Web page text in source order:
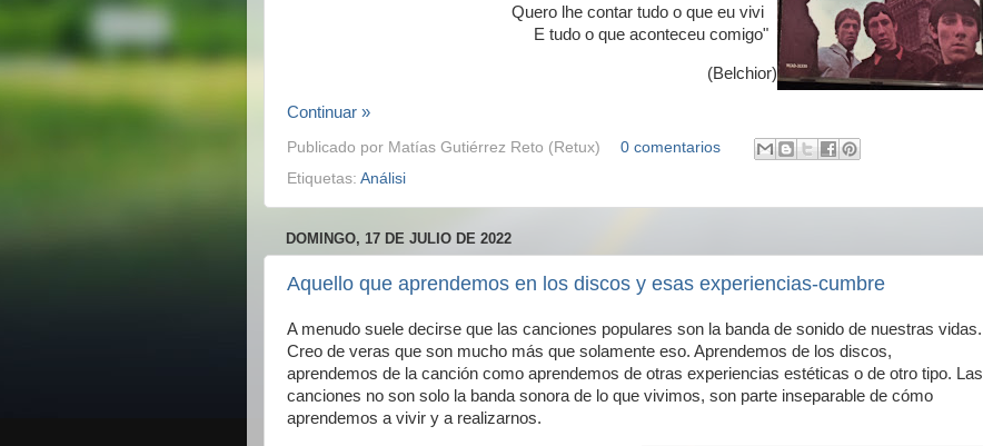
Quero lhe contar tudo o que eu vivi
E tudo o que aconteceu comigo"
(Belchior)
Continuar »
Publicado por Matías Gutiérrez Reto (Retux)
0 comentarios
Etiquetas: Análisi
DOMINGO, 17 DE JULIO DE 2022
Aquello que aprendemos en los discos y esas experiencias-cumbre
A menudo suele decirse que las canciones populares son la banda de sonido de nuestras vidas.
Creo de veras que son mucho más que solamente eso. Aprendemos de los discos,
aprendemos de la canción como aprendemos de otras experiencias estéticas o de otro tipo. Las
canciones no son solo la banda sonora de lo que vivimos, son parte inseparable de cómo
aprendemos a vivir y a realizarnos.